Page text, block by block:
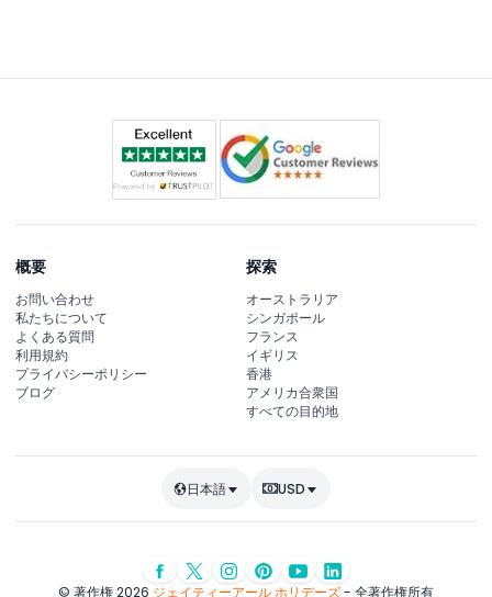
概要
お問い合わせ
私たちについて
よくある質問
利用規約
プライバシーポリシー
ブログ
探索
オーストラリア
シンガポール
フランス
イギリス
香港
アメリカ合衆国
すべての目的地
日本語 USD
© 著作権 2026 ジェイティーアール ホリデーズ- 全著作権所有